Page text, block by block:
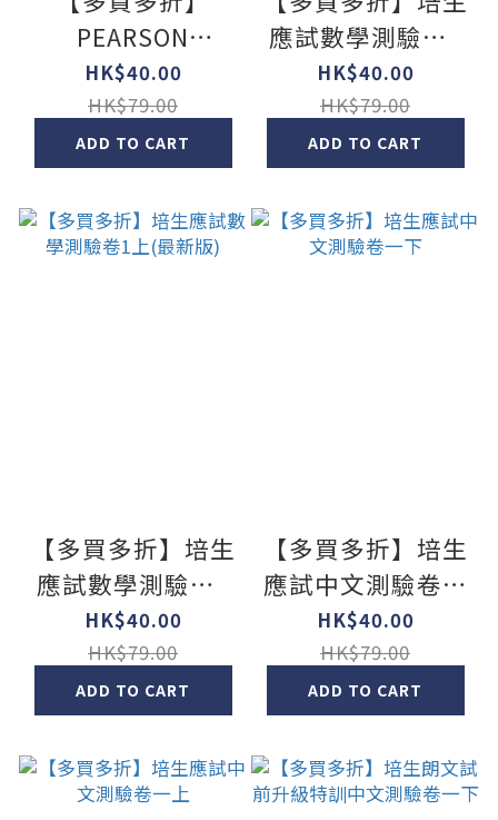
PEARSON
ENGLISH TEST
PAPERS FOR PRE-
EXAM REVISION
1B
HK$40.00
HK$79.00
ADD TO CART
應試數學測驗卷1
下(最新版)
HK$40.00
HK$79.00
ADD TO CART
【多買多折】培生
應試數學測驗卷1
上(最新版)
HK$40.00
HK$79.00
ADD TO CART
【多買多折】培生
應試中文測驗卷一
下
HK$40.00
HK$79.00
ADD TO CART